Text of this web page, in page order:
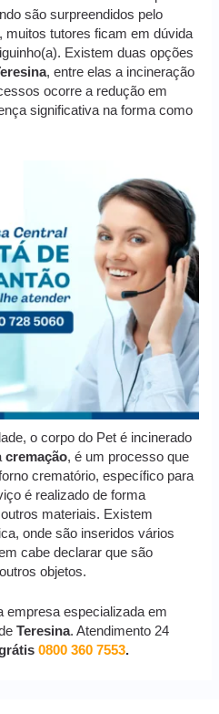
são surpreendidos pelo
muitos tutores ficam em dúvida
Existem duas opções
, entre elas a incineração
ocorre a redução em
significativa na forma como
o corpo do Pet é incinerado
cremação, é um processo que
crematório, específico para
é realizado de forma
materiais. Existem
onde são inseridos vários
cabe declarar que são
objetos.
empresa especializada em
Teresina. Atendimento 24
0800 360 7553.